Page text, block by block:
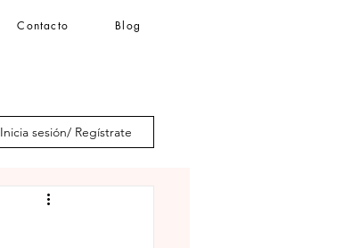
Contacto Blog
Inicia sesión/ Regístrate